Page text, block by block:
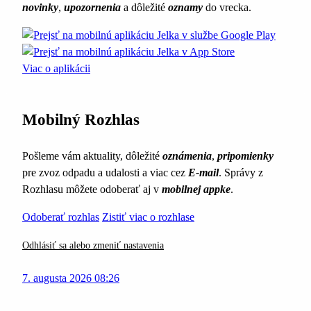
novinky, upozornenia a dôležité oznamy do vrecka.
Viac o aplikácii
Mobilný Rozhlas
Pošleme vám aktuality, dôležité oznámenia, pripomienky
pre zvoz odpadu a udalosti a viac cez E-mail. Správy z
Rozhlasu môžete odoberať aj v mobilnej appke.
Odoberať rozhlas Zistiť viac o rozhlase
Odhlásiť sa alebo zmeniť nastavenia
7. augusta 2026 08:26